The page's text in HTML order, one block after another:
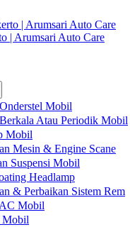
| Arumsari Auto Care
Mobil
Atau Periodik Mobil
Mobil
Mesin & Engine Scane
Suspensi Mobil
Headlamp
& Perbaikan Sistem Rem
Mobil
Mobil